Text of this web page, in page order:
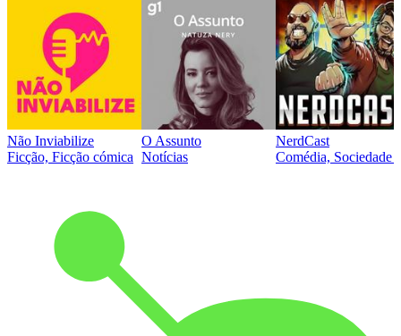
Não Inviabilize
Ficção, Ficção cómica
O Assunto
Notícias
NerdCast
Comédia, Sociedade